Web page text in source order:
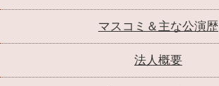
マスコミ＆主な公演歴
法人概要